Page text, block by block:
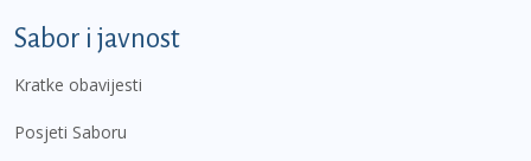
Sabor i javnost
Kratke obavijesti
Posjeti Saboru